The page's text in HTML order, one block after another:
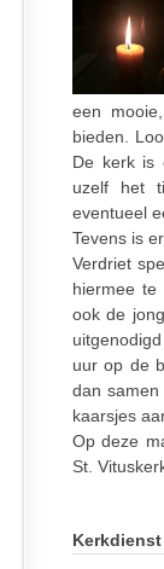
een
bieden.
De kerk is
uzelf het
eventueel
Tevens is
Verdriet
hiermee
ook de
uur op de
dan
kaarsjes
Op deze
St.
Kerkdienst